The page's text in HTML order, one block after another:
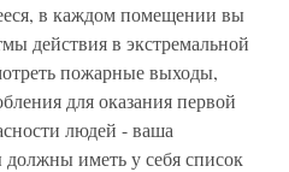
в каждом помещении вы
действия в экстремальной
пожарные выходы,
для оказания первой
людей - ваша
должны иметь у себя список